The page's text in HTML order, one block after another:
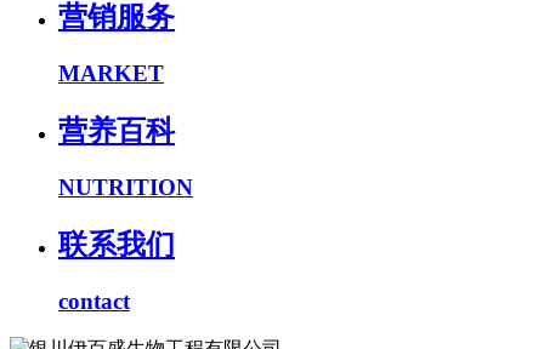
营销服务
MARKET
营养百科
NUTRITION
联系我们
contact